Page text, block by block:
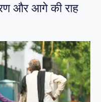
और आगे की राह